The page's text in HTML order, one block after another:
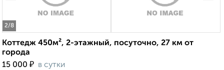
2/8
Коттедж 450м², 2-этажный, посуточно, 27 км от
города
15 000 ₽ в сутки